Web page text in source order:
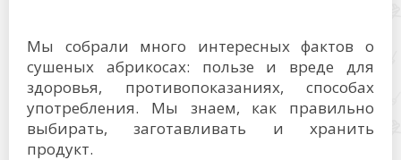
Мы собрали много интересных фактов о
сушеных абрикосах: пользе и вреде для
здоровья, противопоказаниях, способах
употребления. Мы знаем, как правильно
выбирать, заготавливать и хранить
продукт.